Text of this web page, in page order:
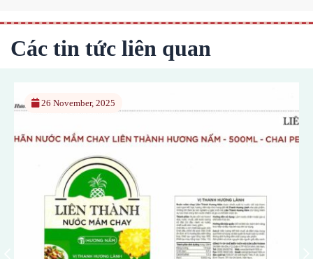
Các tin tức liên quan
November, 2025